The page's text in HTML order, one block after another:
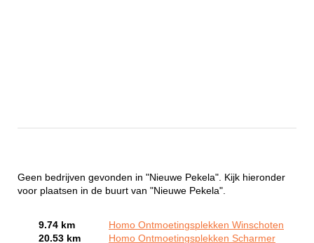
Geen bedrijven gevonden in "Nieuwe Pekela". Kijk hieronder
voor plaatsen in de buurt van "Nieuwe Pekela".
9.74 km
Homo Ontmoetingsplekken Winschoten
20.53 km
Homo Ontmoetingsplekken Scharmer